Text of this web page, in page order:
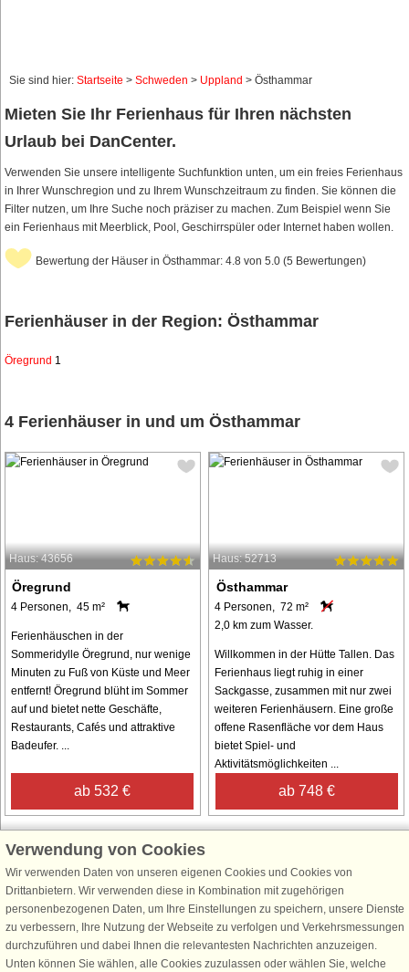
Sie sind hier: Startseite > Schweden > Uppland > Östhammar
Mieten Sie Ihr Ferienhaus für Ihren nächsten
Urlaub bei DanCenter.
Verwenden Sie unsere intelligente Suchfunktion unten, um ein freies Ferienhaus
in Ihrer Wunschregion und zu Ihrem Wunschzeitraum zu finden. Sie können die
Filter nutzen, um Ihre Suche noch präziser zu machen. Zum Beispiel wenn Sie
ein Ferienhaus mit Meerblick, Pool, Geschirrspüler oder Internet haben wollen.
Bewertung der Häuser in Östhammar: 4.8 von 5.0 (5 Bewertungen)
Ferienhäuser in der Region: Östhammar
Öregrund 1
4 Ferienhäuser in und um Östhammar
Haus: 43656
Öregrund
4 Personen, 45 m²
Ferienhäuschen in der
Sommeridylle Öregrund, nur wenige
Minuten zu Fuß von Küste und Meer
entfernt! Öregrund blüht im Sommer
auf und bietet nette Geschäfte,
Restaurants, Cafés und attraktive
Badeufer. ...
ab 532 €
Haus: 52713
Östhammar
4 Personen, 72 m²
2,0 km zum Wasser.
Willkommen in der Hütte Tallen. Das
Ferienhaus liegt ruhig in einer
Sackgasse, zusammen mit nur zwei
weiteren Ferienhäusern. Eine große
offene Rasenfläche vor dem Haus
bietet Spiel- und
Aktivitätsmöglichkeiten ...
ab 748 €
Schließen Sie sich 100.000 Ferienhaus-Fans an
Erhalten Sie einen Willkommensgutschein von 25 €für Ihren nächsten
Ferienhausurlaub - melden Sie sich einfach für den DanCenter Newsletter
an. Verpassen Sie nie wieder exklusive Angebote, Gewinnspiele und
Verwendung von Cookies
Wir verwenden Daten von unseren eigenen Cookies und Cookies von
Drittanbietern. Wir verwenden diese in Kombination mit zugehörigen
personenbezogenen Daten, um Ihre Einstellungen zu speichern, unsere Dienste
zu verbessern, Ihre Nutzung der Webseite zu verfolgen und Verkehrsmessungen
durchzuführen und dabei Ihnen die relevantesten Nachrichten anzuzeigen.
Unten können Sie wählen, alle Cookies zuzulassen oder wählen Sie, welche